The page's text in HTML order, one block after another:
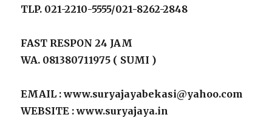
TLP. 021-2210-5555/021-8262-2848
FAST RESPON 24 JAM
WA. 081380711975 ( SUMI )
EMAIL : www.suryajayabekasi@yahoo.com
WEBSITE : www.suryajaya.in